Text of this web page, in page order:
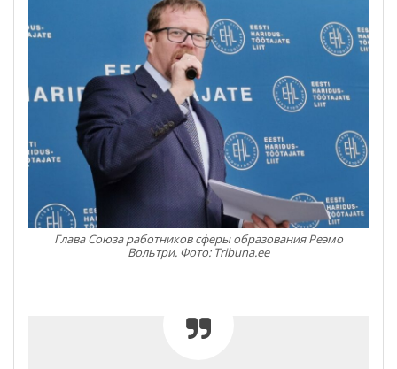
Глава Союза работников сферы образования Реэмо
Вольтри. Фото: Tribuna.ee